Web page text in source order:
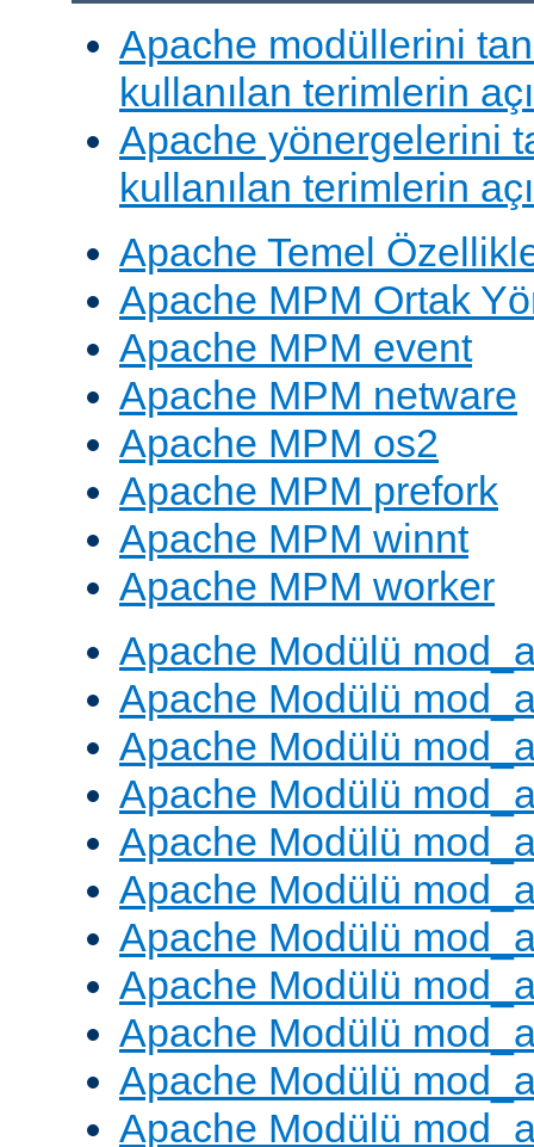
Apache modüllerini
kullanılan terimlerin
Apache yönergelerini
kullanılan terimlerin
Apache Temel
Apache MPM Ortak
Apache MPM event
Apache MPM netware
Apache MPM os2
Apache MPM prefork
Apache MPM winnt
Apache MPM worker
Apache Modülü
Apache Modülü
Apache Modülü
Apache Modülü
Apache Modülü
Apache Modülü
Apache Modülü
Apache Modülü
Apache Modülü
Apache Modülü
Apache Modülü